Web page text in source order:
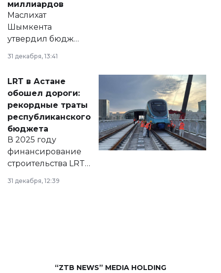
миллиардов
Маслихат
Шымкента
утвердил бюджет
города на 2026–
2028 годы.
документ
появился в базе
нормативных
правовых актов и
на сайте маслихат
города.
31 декабря, 13:41
LRT в Астане
обошел дороги:
рекордные траты
республиканского
бюджета
В 2025 году
финансирование
строительства LRT
в Астане из
республиканского
31 декабря, 12:39
“ZTB NEWS” MEDIA HOLDING